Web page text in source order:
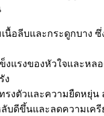
นื้อลีบและกระดูกบาง
งแรงของหัวใจและหล
ง
รงตัวและความยืดหยุ่น
บดีขึ้นและลดความเครี